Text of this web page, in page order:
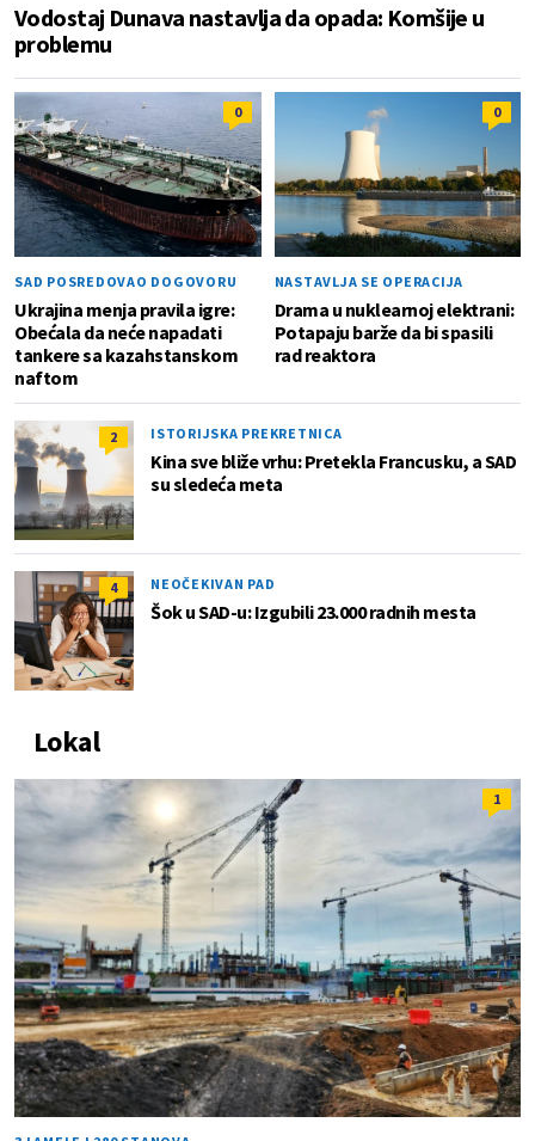
Vodostaj Dunava nastavlja da opada: Komšije u
problemu
0
SAD POSREDOVAO DOGOVORU
Ukrajina menja pravila igre:
Obećala da neće napadati
tankere sa kazahstanskom
naftom
0
NASTAVLJA SE OPERACIJA
Drama u nuklearnoj elektrani:
Potapaju barže da bi spasili
rad reaktora
2 ISTORIJSKA PREKRETNICA
Kina sve bliže vrhu: Pretekla Francusku, a SAD
su sledeća meta
4 NEOČEKIVAN PAD
Šok u SAD-u: Izgubili 23.000 radnih mesta
Lokal
1